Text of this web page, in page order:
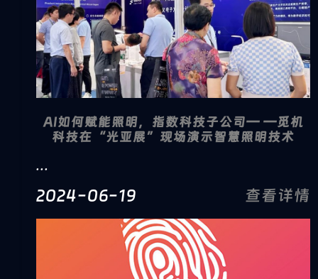
AI如何赋能照明，指数科技子公司— —觅机
科技在“光亚展”现场演示智慧照明技术
...
2024-06-19 查看详情